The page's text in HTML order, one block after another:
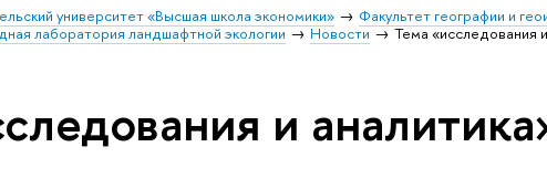
университет «Высшая школа экономики»
Факультет географии и
лаборатория ландшафтной экологии Новости Тема «исследования
и